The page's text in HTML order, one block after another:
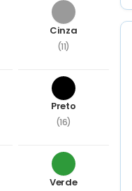
Cinza
(11)
Preto
(16)
Verde